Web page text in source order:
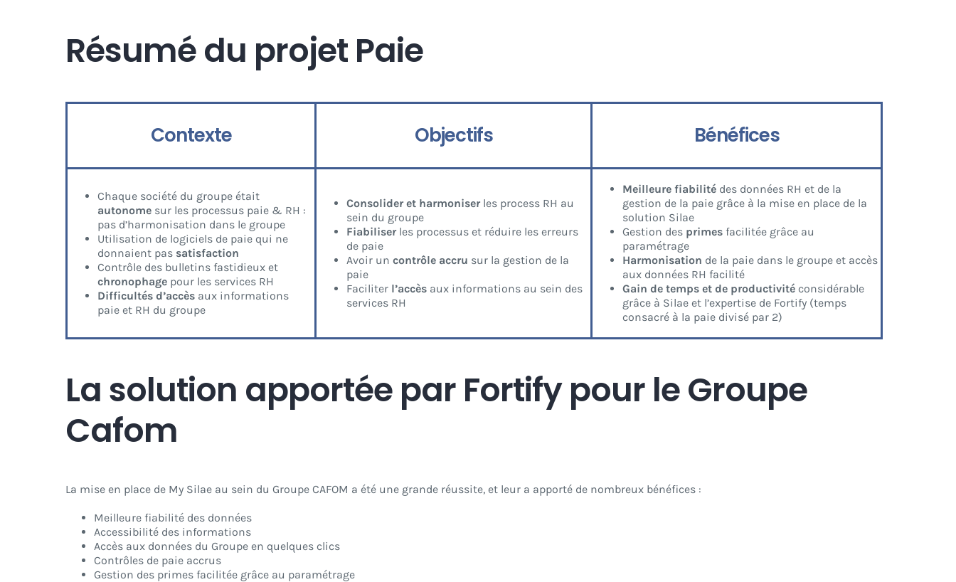
Résumé du projet Paie
Contexte Objectifs Bénéfices
Chaque société du groupe était
autonome sur les processus paie & RH :
pas d’harmonisation dans le groupe
Utilisation de logiciels de paie qui ne
donnaient pas satisfaction
Contrôle des bulletins fastidieux et
chronophage pour les services RH
Difficultés d’accès aux informations
paie et RH du groupe
Consolider et harmoniserles process RH au
sein du groupe
Fiabiliserles processus et réduire les erreurs
de paie
Avoir un contrôle accru sur la gestion de la
paie
Faciliter l’accès aux informations au sein des
services RH
Meilleure fiabilité des données RH et de la
gestion de la paie grâce à la mise en place de la
solution Silae
Gestion des primes facilitée grâce au
paramétrage
Harmonisation de la paie dans le groupe et accès
aux données RH facilité
Gain de temps et de productivité considérable
grâce à Silae et l’expertise de Fortify (temps
consacré à la paie divisé par 2)
La solution apportée par Fortify pour le Groupe
Cafom
La mise en place de My Silae au sein du Groupe CAFOM a été une grande réussite, et leur a apporté de nombreux bénéfices :
Meilleure fiabilité des données
Accessibilité des informations
Accès aux données du Groupe en quelques clics
Contrôles de paie accrus
Gestion des primes facilitée grâce au paramétrage